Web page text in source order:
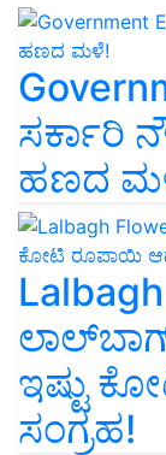
ಸರ್ಕಾರಿ
ಹಣದ
ಇಷ್ಟು
ಸಂಗ್ರಹ!